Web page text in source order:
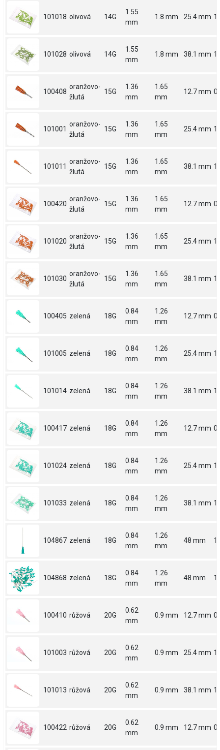
101018 olivová 14G
1.55
mm
1.8 mm 25.4 mm 1
101028 olivová 14G
1.55
mm
1.8 mm 38.1 mm
100408
oranžovo-
žlutá
15G
1.36
mm
1.65
mm
12.7 mm
101001
oranžovo-
žlutá
15G
1.36
mm
1.65
mm
25.4 mm 1
101011
oranžovo-
žlutá
15G
1.36
mm
1.65
mm
38.1 mm
100420
oranžovo-
žlutá
15G
1.36
mm
1.65
mm
12.7 mm
101020
oranžovo-
žlutá
15G
1.36
mm
1.65
mm
25.4 mm 1
101030
oranžovo-
žlutá
15G
1.36
mm
1.65
mm
38.1 mm
100405 zelená 18G
0.84
mm
1.26
mm
12.7 mm
101005 zelená 18G
0.84
mm
1.26
mm
25.4 mm 1
101014 zelená 18G
0.84
mm
1.26
mm
38.1 mm
100417 zelená 18G
0.84
mm
1.26
mm
12.7 mm
101024 zelená 18G
0.84
mm
1.26
mm
25.4 mm 1
101033 zelená 18G
0.84
mm
1.26
mm
38.1 mm
104867 zelená 18G
0.84
mm
1.26
mm
48 mm
104868 zelená 18G
0.84
mm
1.26
mm
48 mm
100410 růžová 20G
0.62
mm
0.9 mm 12.7 mm
101003 růžová 20G
0.62
mm
0.9 mm 25.4 mm 1
101013 růžová 20G
0.62
mm
0.9 mm 38.1 mm
100422 růžová 20G
0.62
mm
0.9 mm 12.7 mm